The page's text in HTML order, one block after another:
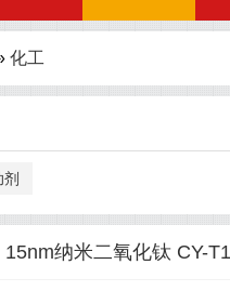
化工
纳米二氧化钛 CY-